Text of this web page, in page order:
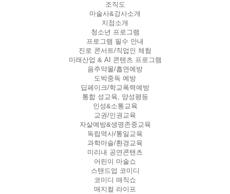
조직도
마술사&강사소개
지점소개
청소년 프로그램
프로그램 필수 안내
진로 콘서트/직업인 체험
미래산업 & AI 콘텐츠 프로그램
음주약물/흡연예방
도박중독 예방
딥페이크/학교폭력예방
통합 성교육, 양성평등
인성&소통교육
교권/인권교육
자살예방&생명존중교육
독립역사/통일교육
과학마술/환경교육
미리내 공연콘텐츠
어린이 마술쇼
스탠드업 코미디
코미디 매직쇼
매지컬 라이프